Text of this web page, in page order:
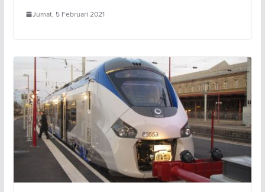
Jumat, 5 Februari 2021